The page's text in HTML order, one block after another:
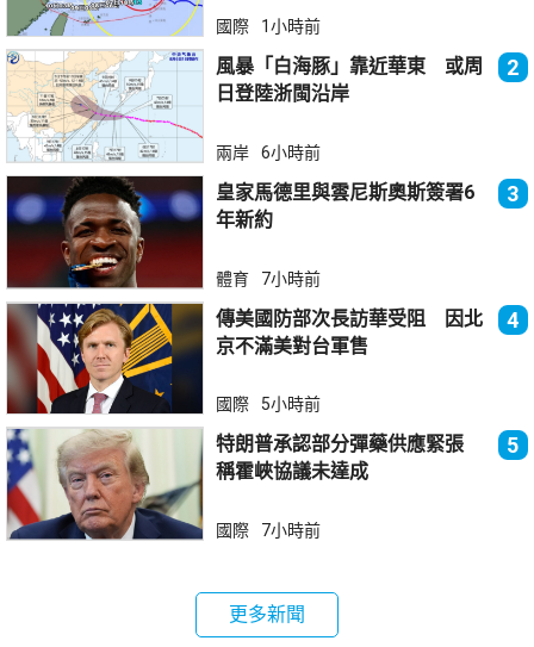
國際 1小時前
風暴「白海豚」靠近華東 或周
日登陸浙閩沿岸
2
兩岸 6小時前
皇家馬德里與雲尼斯奧斯簽署6
年新約
3
體育 7小時前
傳美國防部次長訪華受阻 因北
京不滿美對台軍售
4
國際 5小時前
特朗普承認部分彈藥供應緊張
稱霍峽協議未達成
5
國際 7小時前
更多新聞